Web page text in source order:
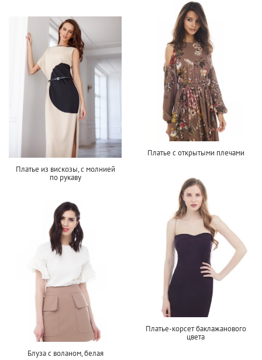
Платье с открытыми плечами
Платье из вискозы, с молнией
по рукаву
Платье-корсет баклажанового
цвета
Блуза с воланом, белая